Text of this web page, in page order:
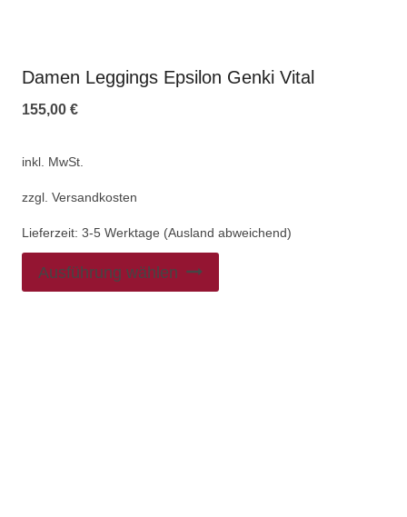
Damen Leggings Epsilon Genki Vital
155,00 €
inkl. MwSt.
zzgl. Versandkosten
Lieferzeit: 3-5 Werktage (Ausland abweichend)
Ausführung wählen